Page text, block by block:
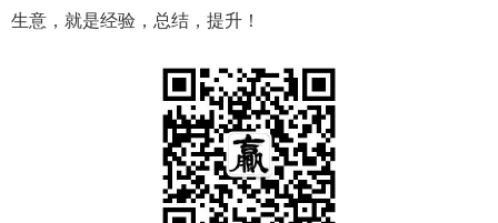
生意，就是经验，总结，提升！